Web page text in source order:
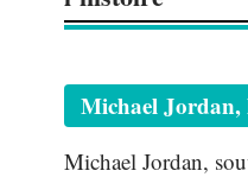
Michael Jordan,
Michael Jordan,